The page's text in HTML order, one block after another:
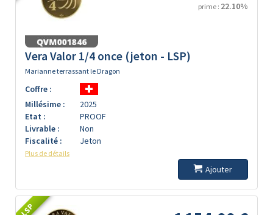
prime : 22.10%
Vera Valor 1/4 once (jeton - LSP)
Marianne terrassant le Dragon
Coffre :
Millésime :
2025
Etat :
PROOF
Livrable :
Non
Fiscalité :
Jeton
Plus de détails
Ajouter
LSP